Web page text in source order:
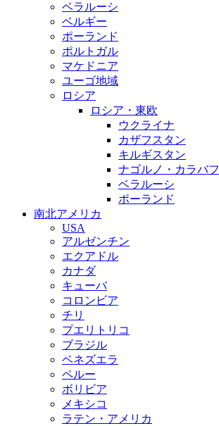
ベラルーシ
ベルギー
ポーランド
ポルトガル
マケドニア
ユーゴ地域
ロシア
ロシア・東欧
ウクライナ
カザフスタン
キルギスタン
ナゴルノ・カラバフ
ベラルーシ
ポーランド
南北アメリカ
USA
アルゼンチン
エクアドル
カナダ
キューバ
コロンビア
チリ
プエリトリコ
ブラジル
ベネズエラ
ペルー
ボリビア
メキシコ
ラテン・アメリカ